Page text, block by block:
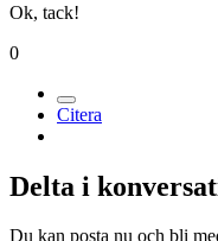
Ok, tack!
0
Citera
Delta i
Du kan posta nu och bli